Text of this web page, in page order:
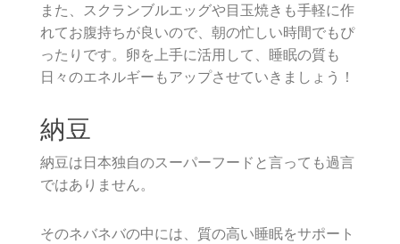
また、スクランブルエッグや目玉焼きも手軽に作
れてお腹持ちが良いので、朝の忙しい時間でもぴ
ったりです。卵を上手に活用して、睡眠の質も
日々のエネルギーもアップさせていきましょう！
納豆
納豆は日本独自のスーパーフードと言っても過言
ではありません。
そのネバネバの中には、質の高い睡眠をサポート